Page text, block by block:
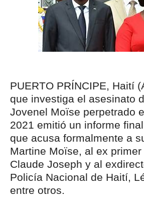
PUERTO PRÍNCIPE, Haití
que investiga el asesinato
Jovenel Moïse perpetrado
2021 emitió un informe
que acusa formalmente a
Martine Moïse, al ex
Claude Joseph y al
Policía Nacional de Haití,
entre otros.